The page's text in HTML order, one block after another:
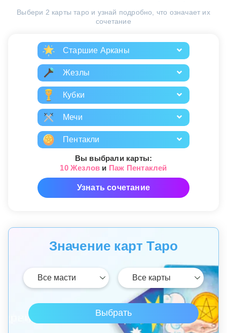
Выбери 2 карты таро и узнай подробно, что означает их
сочетание
Старшие Арканы
Жезлы
Кубки
Мечи
Пентакли
Вы выбрали карты:
10 Жезлов и Паж Пентаклей
Узнать сочетание
Значение карт Таро